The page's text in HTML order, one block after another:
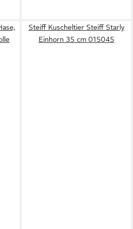
Steiff Kuscheltier Steiff Starly
Einhorn 35 cm 015045